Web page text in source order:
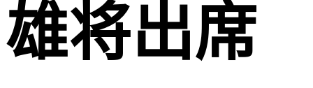
雄将出席